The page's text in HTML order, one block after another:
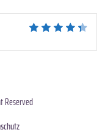
Reserved